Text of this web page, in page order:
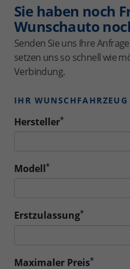
Sie haben noch
Wunschauto
Senden Sie uns Ihre
setzen uns so schnell wie
Verbindung.
IHR WUNSCHFAHRZEUG
Hersteller*
Modell*
Erstzulassung*
Maximaler Preis*